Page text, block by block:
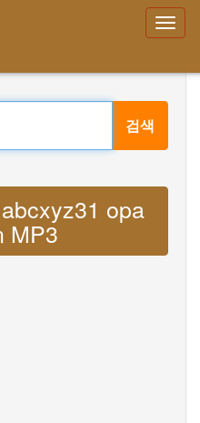
검색
opa
MP3